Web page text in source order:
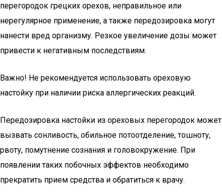
перегородок грецких орехов, неправильное или
нерегулярное применение, а также передозировка могут
нанести вред организму. Резкое увеличение дозы может
привести к негативным последствиям.
Важно! Не рекомендуется использовать ореховую
настойку при наличии риска аллергических реакций.
Передозировка настойки из ореховых перегородок может
вызвать сонливость, обильное потоотделение, тошноту,
рвоту, помутнение сознания и головокружение. При
появлении таких побочных эффектов необходимо
прекратить прием средства и обратиться к врачу.